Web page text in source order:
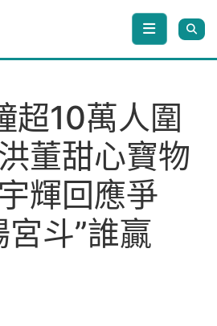
超10萬人圍
董甜心寶物
輝回應爭
斗”誰贏